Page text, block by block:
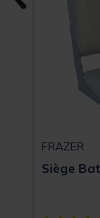
FRAZER
Siège